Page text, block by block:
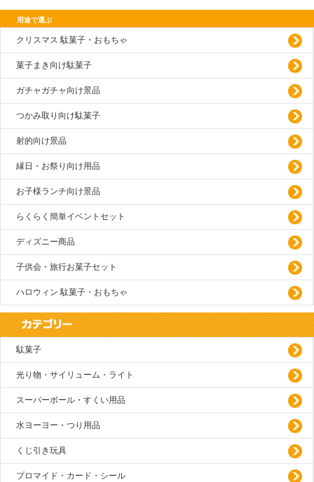
用途で選ぶ
クリスマス 駄菓子・おもちゃ
菓子まき向け駄菓子
ガチャガチャ向け景品
つかみ取り向け駄菓子
射的向け景品
縁日・お祭り向け用品
お子様ランチ向け景品
らくらく簡単イベントセット
ディズニー商品
子供会・旅行お菓子セット
ハロウィン 駄菓子・おもちゃ
駄菓子
光り物・サイリューム・ライト
スーパーボール・すくい用品
水ヨーヨー・つり用品
くじ引き玩具
プロマイド・カード・シール